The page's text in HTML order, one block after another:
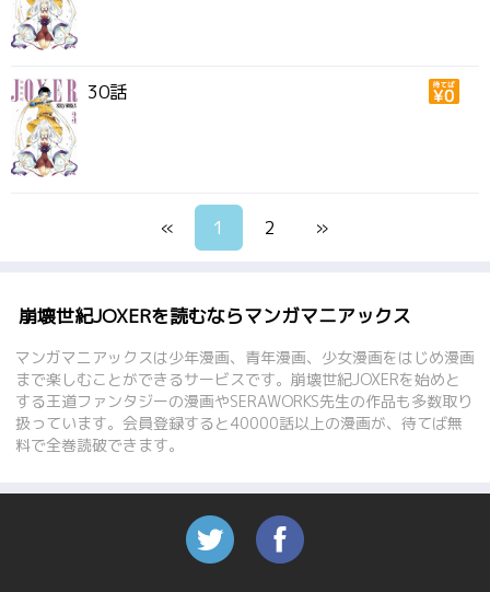
30話
« 1 2 »
崩壊世紀JOXERを読むならマンガマニアックス
マンガマニアックスは少年漫画、青年漫画、少女漫画をはじめ漫画
まで楽しむことができるサービスです。崩壊世紀JOXERを始めと
する王道ファンタジーの漫画やSERAWORKS先生の作品も多数取り
扱っています。会員登録すると40000話以上の漫画が、待てば無
料で全巻読破できます。